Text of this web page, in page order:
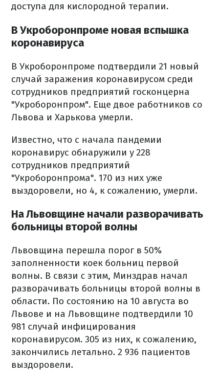
доступа для кислородной терапии.
В Укроборонпроме новая вспышка
коронавируса
В Укроборонпроме подтвердили 21 новый
случай заражения коронавирусом среди
сотрудников предприятий госконцерна
"Укроборонпром". Еще двое работников со
Львова и Харькова умерли.
Известно, что с начала пандемии
коронавирус обнаружили у 228
сотрудников предприятий
"Укроборонпрома". 170 из них уже
выздоровели, но 4, к сожалению, умерли.
На Львовщине начали разворачивать
больницы второй волны
Львовщина перешла порог в 50%
заполненности коек больниц первой
волны. В связи с этим, Минздрав начал
разворачивать больницы второй волны в
области. По состоянию на 10 августа во
Львове и на Львовщине подтвердили 10
981 случай инфицирования
коронавирусом. 305 из них, к сожалению,
закончились летально. 2 936 пациентов
выздоровели.